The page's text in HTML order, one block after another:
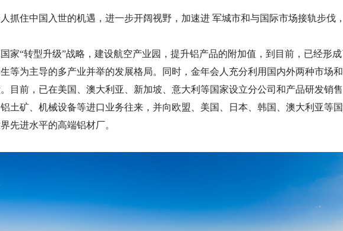
住中国入世的机遇，进一步开阔视野，加速进 军城市和与国际市场接轨步伐，
“转型升级”战略，建设航空产业园，提升铝产品的附加值，到目前，已经形
等为主导的多产业并举的发展格局。同时，金年会人充分利用国内外两种市场
目前，已在美国、澳大利亚、新加坡、意大利等国家设立分公司和产品研发销
土矿、机械设备等进口业务往来，并向欧盟、美国、日本、韩国、澳大利亚等
先进水平的高端铝材厂。